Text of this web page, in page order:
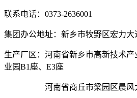
联系电话：0373-2636001
集团办公地址：新乡市牧野区宏力大
生产厂区：河南省新乡市高新技术
业园B1座、E3座
河南省商丘市梁园区晨风